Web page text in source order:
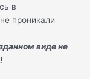
в
проникали
виде не